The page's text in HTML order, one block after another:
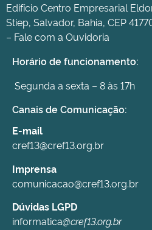
Edifício Centro Empresarial
Stiep, Salvador, Bahia, CEP
– Fale com a Ouvidoria
Horário de funcionamento:
Segunda a sexta – 8 às 17h
Canais de Comunicação:
E-mail
cref13@cref13.org.br
Imprensa
comunicacao@cref13.org.br
Dúvidas LGPD
informatica@cref13.org.br